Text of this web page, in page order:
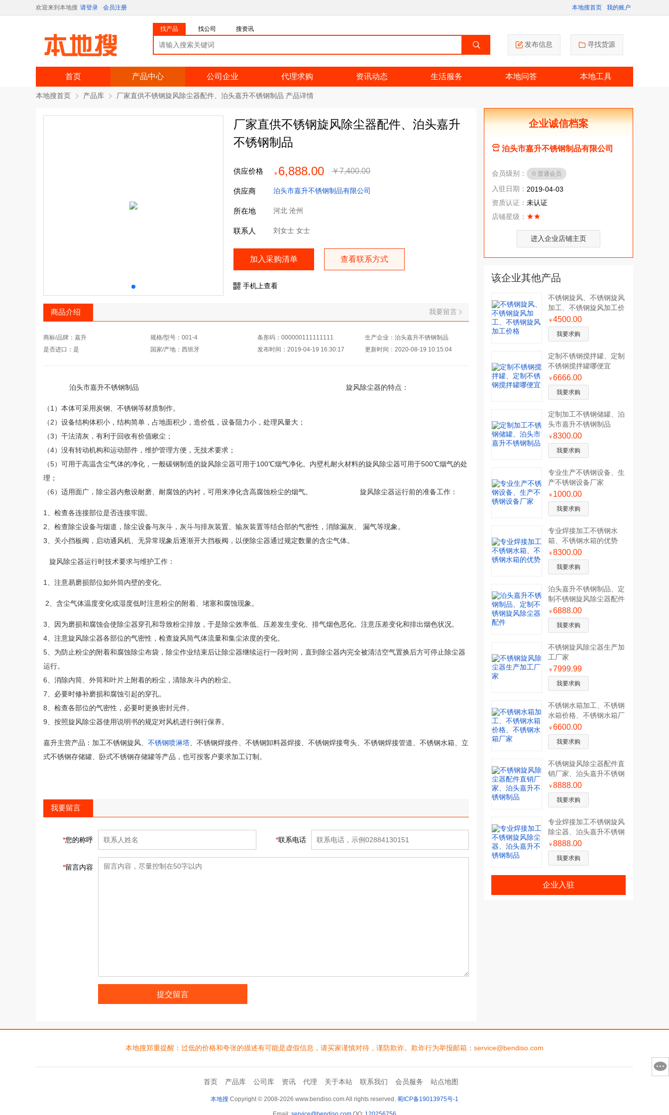
欢迎来到本地搜 请登录 会员注册 本地搜首页 我的账户
找产品 找公司 搜资讯
发布信息 寻找货源
首页 产品中心 公司企业 代理求购 资讯动态 生活服务 本地问答 本地工具
本地搜首页 产品库 厂家直供不锈钢旋风除尘器配件、泊头嘉升不锈钢制品 产品详情
厂家直供不锈钢旋风除尘器配件、泊头嘉升
不锈钢制品
供应价格 ￥ 6,888.00 ￥7,400.00
供应商 泊头市嘉升不锈钢制品有限公司
所在地 河北 沧州
联系人 刘女士 女士
加入采购清单 查看联系方式
手机上查看
商品介绍 我要留言
商标/品牌：嘉升 规格/型号：001-4 条形码：000000111111111
生产企业：泊头嘉升不锈钢制品
是否进口：是
国家/产地：西班牙 发布时间：2019-04-19 16:30:17 更新时间：2020-08-19 10:15:04
泊头市嘉升不锈钢制品 旋风除尘器的特点：
（1）本体可采用炭钢、不锈钢等材质制作。
（2）设备结构体积小，结构简单，占地面积少，造价低，设备阻力小，处理风量大；
（3）干法清灰，有利于回收有价值瞅尘；
（4）没有转动机构和运动部件，维护管理方便，无技术要求；
（5）可用于高温含尘气体的净化，一般碳钢制造的旋风除尘器可用于100℃烟气净化。内壁札耐火材料的旋风除尘器可用于500℃烟气的处
理；
（6）适用面广，除尘器内敷设耐磨、耐腐蚀的内衬，可用来净化含高腐蚀粉尘的烟气。 旋风除尘器运行前的准备工作：
1、检查各连接部位是否连接牢固。
2、检查除尘设备与烟道，除尘设备与灰斗，灰斗与排灰装置、输灰装置等结合部的气密性，消除漏灰、 漏气等现象。
3、关小挡板阀，启动通风机、无异常现象后逐渐开大挡板阀，以便除尘器通过规定数量的含尘气体。
旋风除尘器运行时技术要求与维护工作：
1、注意易磨损部位如外筒内壁的变化。
2、含尘气体温度变化或湿度低时注意粉尘的附着、堵塞和腐蚀现象。
3、因为磨损和腐蚀会使除尘器穿孔和导致粉尘排放，于是除尘效率低、压差发生变化、排气烟色恶化。注意压差变化和排出烟色状况。
4、注意旋风除尘器各部位的气密性，检查旋风筒气体流量和集尘浓度的变化。
5、为防止粉尘的附着和腐蚀除尘布袋，除尘作业结束后让除尘器继续运行一段时间，直到除尘器内完全被清洁空气置换后方可停止除尘器
运行。
6、消除内筒、外筒和叶片上附着的粉尘，清除灰斗内的粉尘。
7、必要时修补磨损和腐蚀引起的穿孔。
8、检查各部位的气密性，必要时更换密封元件。
9、按照旋风除尘器使用说明书的规定对风机进行例行保养。
嘉升主营产品：加工不锈钢旋风、 不锈钢喷淋塔 、不锈钢焊接件、不锈钢卸料器焊接、不锈钢焊接弯头、不锈钢焊接管道、不锈钢水箱、立
式不锈钢存储罐、卧式不锈钢存储罐等产品，也可按客户要求加工订制。
我要留言
*您的称呼 *联系电话
*留言内容
提交留言
企业诚信档案
泊头市嘉升不锈钢制品有限公司
会员级别： 普通会员
入驻日期： 2019-04-03
资质认证： 未认证
店铺星级：
进入企业店铺主页
该企业其他产品
不锈钢旋风、不锈钢旋风
加工、不锈钢旋风加工价
格
￥4500.00
我要求购
定制不锈钢搅拌罐、定制
不锈钢搅拌罐哪便宜
￥6666.00
我要求购
定制加工不锈钢储罐、泊
头市嘉升不锈钢制品
￥8300.00
我要求购
专业生产不锈钢设备、生
产不锈钢设备厂家
￥ 1000.00
我要求购
专业焊接加工不锈钢水
箱、不锈钢水箱的优势
￥8300.00
我要求购
泊头嘉升不锈钢制品、定
制不锈钢旋风除尘器配件
￥6888.00
我要求购
不锈钢旋风除尘器生产加
工厂家
￥7999.99
我要求购
不锈钢水箱加工、不锈钢
水箱价格、不锈钢水箱厂
家
￥6600.00
我要求购
不锈钢旋风除尘器配件直
销厂家、泊头嘉升不锈钢
制品
￥8888.00
我要求购
专业焊接加工不锈钢旋风
除尘器、泊头嘉升不锈钢
制品
￥8888.00
我要求购
企业入驻
本地搜郑重提醒：过低的价格和夸张的描述有可能是虚假信息，请买家谨慎对待，谨防欺诈。欺诈行为举报邮箱：service@bendiso.com
首页 产品库 公司库 资讯 代理 关于本站 联系我们 会员服务 站点地图
本地搜 Copyright © 2008-2026 www.bendiso.com All rights reserved. 蜀ICP备19013975号-1